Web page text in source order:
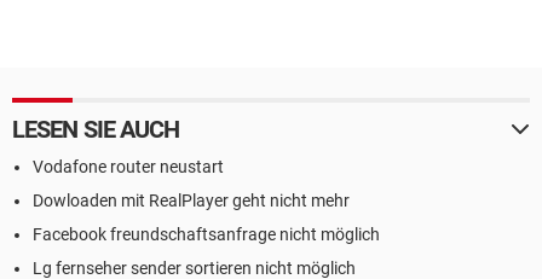
LESEN SIE AUCH
Vodafone router neustart
Dowloaden mit RealPlayer geht nicht mehr
Facebook freundschaftsanfrage nicht möglich
Lg fernseher sender sortieren nicht möglich